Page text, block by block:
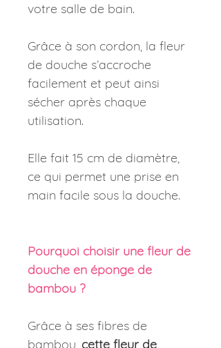
votre salle de bain.
Grâce à son cordon, la fleur
de douche s’accroche
facilement et peut ainsi
sécher après chaque
utilisation.
Elle fait 15 cm de diamètre,
ce qui permet une prise en
main facile sous la douche.
Pourquoi choisir une fleur de
douche en éponge de
bambou ?
Grâce à ses fibres de
bambou, cette fleur de